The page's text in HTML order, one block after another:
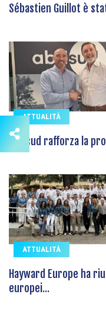
Sébastien Guillot è
ATTUALITÀ
Abrisud rafforza la
ATTUALITÀ
Hayward Europe ha
europei...